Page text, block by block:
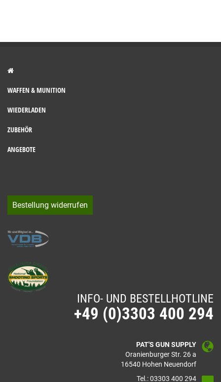
WAFFEN & MUNITION
WIEDERLADEN
ZUBEHÖR
ANGEBOTE
Bestellung widerrufen
INFO- UND BESTELLHOTLINE
+49 (0)3303 400 294
PAT'S GUN SUPPLY
Oranienburger Str. 26 a
16540 Hohen Neuendorf
Tel.: 03303 400 294